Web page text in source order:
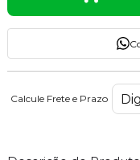
Calcule Frete e Prazo